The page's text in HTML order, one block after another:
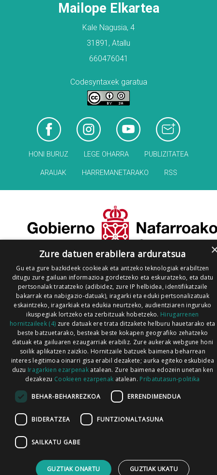
Mailope Elkartea
Kale Nagusia, 4
31891, Atallu
660476041
Codesyntaxek garatua
HONI BURUZ LEGE OHARRA PUBLIZITATEA
ARAUAK HARREMANETARAKO RSS
Zure datuen erabilera arduratsua
Gu eta gure bazkideek cookieak eta antzeko teknologiak erabiltzen
ditugu zure gailuan informazioa gordetzeko eta eskuratzeko, eta datu
pertsonalak tratatzeko (adibidez, zure IP helbidea, identifikatzaile
bakarrak eta nabigazio-datuak), iragarki eta eduki pertsonalizatuak
eskaintzeko, iragarkiak eta edukia neurtzeko, audientziaren inguruko
ikuspegiak lortzeko eta zerbitzuak hobetzeko. Hirugarrenen
hornitzaileek (4) zure datuak ere trata ditzakete helburu hauetarako eta
beste batzuetarako, besteak beste kokapen geografiko zehatzeko
datuak eta gailuaren ezaugarriak erabiliz. Zure aukerak webgune honi
soilik aplikatzen zaizkio. Hornitzaile batzuek baimena beharrean
interes legitimoa oinarri gisa erabil dezakete; aurka egiteko eskubidea
duzu Iragarkien ezarpenak atalean. Zure baimena edozein unetan ken
dezakezu Cookieen ezarpenak atalean. Pribatutasun-politika
BEHAR-BEHARREZKOA ERRENDIMENDUA
BIDERATZEA FUNTZIONALTASUNA
SAILKATU GABE
GUZTIAK ONARTU GUZTIAK UKATU